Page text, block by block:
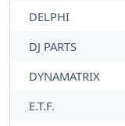
DELPHI
DJ PARTS
DYNAMATRIX
E.T.F.